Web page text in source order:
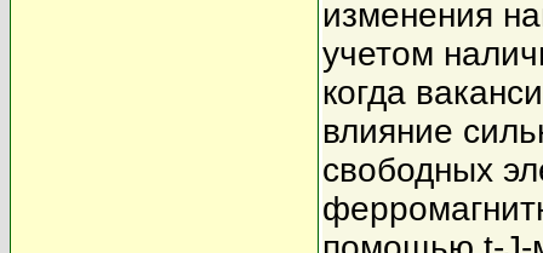
изменения
учетом
когда
влияние
свободных